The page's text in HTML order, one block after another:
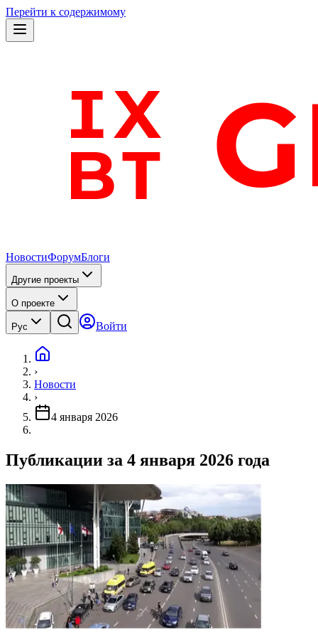
Перейти к содержимому
НовостиФорумБлоги
Другие проекты
О проекте
Рус Войти
›
Новости
›
4 января 2026
Публикации за 4 января 2026 года